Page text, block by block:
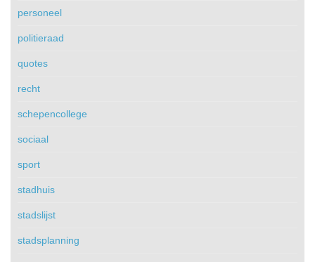
personeel
politieraad
quotes
recht
schepencollege
sociaal
sport
stadhuis
stadslijst
stadsplanning